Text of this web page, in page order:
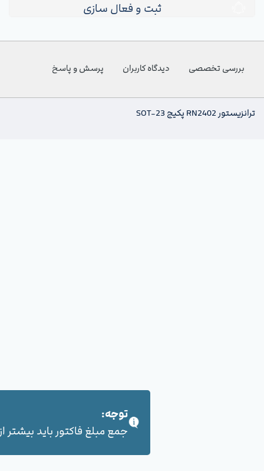
توجه:
جمع مبلغ فاکتور باید بیشتر از 100,000 هزار تومان
ثبت و فعال سازی
بررسی تخصصی دیدگاه کاربران پرسش و پاسخ
ترانزیستور RN2402 پکیج SOT-23